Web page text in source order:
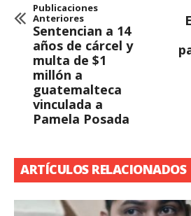
Publicaciones
Anteriores
Sentencian a 14
años de cárcel y
multa de $1
millón a
guatemalteca
vinculada a
Pamela Posada
ARTÍCULOS RELACIONADOS